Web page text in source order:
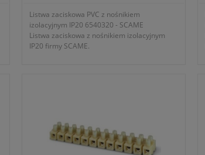
Listwa zaciskowa PVC z nośnikiem
izolacyjnym IP20 6540320 - SCAME
Listwa zaciskowa z nośnikiem izolacyjnym
IP20 firmy SCAME.
oraz IP40 podtynkowych 12-24 – 18-36-54
modułowych)
- wyposażona w nośnik izolacyjny